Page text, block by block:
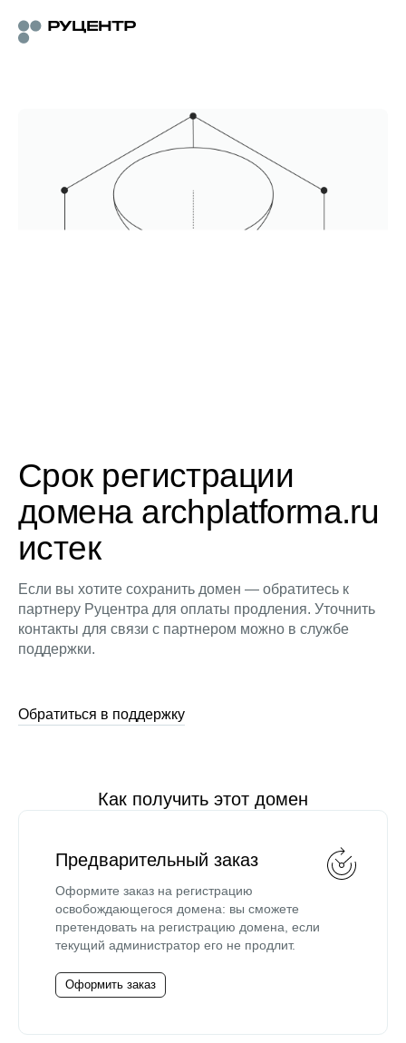
Срок регистрации
домена archplatforma.ru
истек
Если вы хотите сохранить домен — обратитесь к
партнеру Руцентра для оплаты продления. Уточнить
контакты для связи с партнером можно в службе
поддержки.
Обратиться в поддержку
Как получить этот домен
Предварительный заказ
Оформите заказ на регистрацию
освобождающегося домена: вы сможете
претендовать на регистрацию домена, если
текущий администратор его не продлит.
Оформить заказ